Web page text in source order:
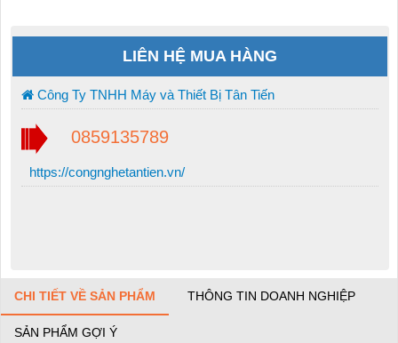
LIÊN HỆ MUA HÀNG
Công Ty TNHH Máy và Thiết Bị Tân Tiến
0859135789
https://congnghetantien.vn/
CHI TIẾT VỀ SẢN PHẨM THÔNG TIN DOANH NGHIỆP
SẢN PHẨM GỢI Ý